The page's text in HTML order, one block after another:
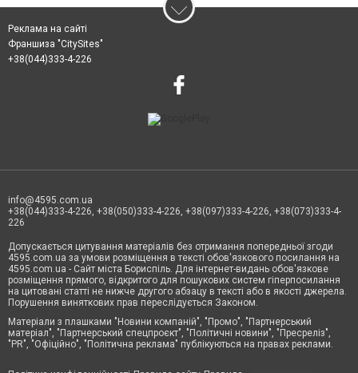
Реклама на сайті
Франшиза "CitySites"
+38(044)333-4-226
info@4595.com.ua
+38(044)333-4-226, +38(050)333-4-226, +38(097)333-4-226, +38(073)333-4-
226
Допускається цитування матеріалів без отримання попередньої згоди
4595.com.ua за умови розміщення в тексті обов'язкового посилання на
4595.com.ua - Сайт міста Бориспіль. Для інтернет-видань обов'язкове
розміщення прямого, відкритого для пошукових систем гіперпосилання
на цитовані статті не нижче другого абзацу в тексті або в якості джерела.
Порушення виняткових прав переслідується Законом.
Матеріали з плашками "Новини компаній", "Промо", "Партнерський
матеріал", "Партнерський спецпроєкт", "Політичні новини", "Пресреліз",
"PR", "Офіційно", "Політична реклама" публікуються на правах реклами.